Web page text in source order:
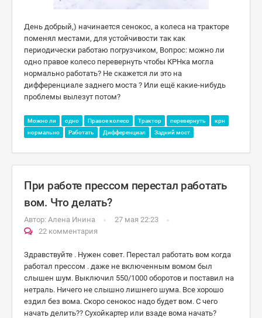
День добрый,) начинается сенокос, а колеса на тракторе
поменял местами, для устойчивости так как
периодически работаю погрузчиком, Вопрос: можно ли
одно правое колесо перевернуть чтобы КРНка могла
нормально работать? Не скажется ли это на
дифференциале заднего моста ? Или ещё какие-нибудь
проблемы вылезут потом?
Можно ли одно Правое колесо Трактор перевернуть
крн
нормально
Работать Дифференциал Задний мост
При работе прессом перестал работать
вом. Что делать?
Автор: Алена Инина
27 мая 22:23
22 комментария
Здравствуйте . Нужен совет. Перестал работать вом когда
работал прессом . даже не включенным вомом был
слышен шум. Выключил 550/1000 оборотов и поставил на
нетраль. Ничего не слышно лишнего шума. Все хорошо
ездил без вома. Скоро сенокос надо будет вом. С чего
начать делить?? Сухойкартер или взаде вома начать?